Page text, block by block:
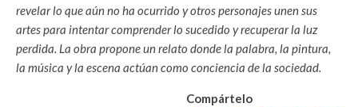
revelar lo que aún no ha ocurrido y otros personajes unen sus
artes para intentar comprender lo sucedido y recuperar la luz
perdida. La obra propone un relato donde la palabra, la pintura,
la música y la escena actúan como conciencia de la sociedad.
Compártelo